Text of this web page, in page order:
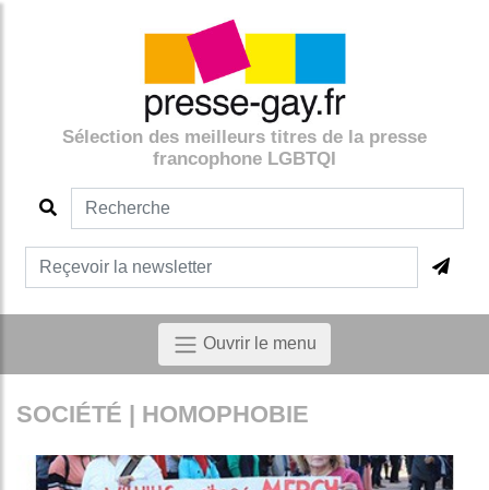
Sélection des meilleurs titres de la presse
francophone LGBTQI
Ouvrir le menu
SOCIÉTÉ | HOMOPHOBIE